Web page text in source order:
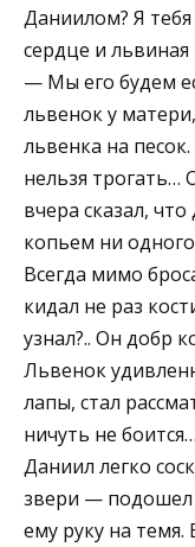
Даниилом? Я тебя
сердце и львиная
— Мы его будем
львенок у
львенка на
нельзя трогать…
вчера сказал,
копьем ни
Всегда мимо
кидал не раз
узнал?.. Он добр
Львенок
лапы, стал
ничуть не боится…
Даниил легко
звери — подошел
ему руку на